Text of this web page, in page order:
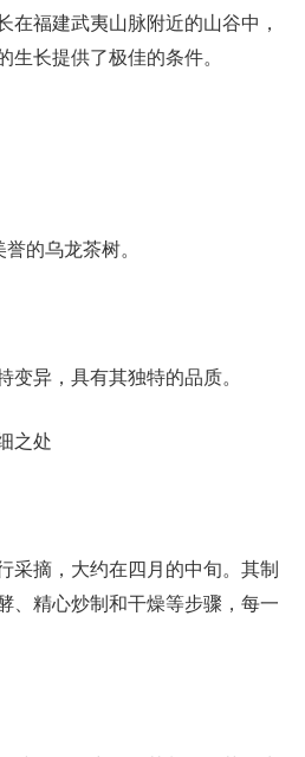
在福建武夷山脉附近的山谷中，
生长提供了极佳的条件。
的乌龙茶树。
变异，具有其独特的品质。
之处
采摘，大约在四月的中旬。其制
、精心炒制和干燥等步骤，每一